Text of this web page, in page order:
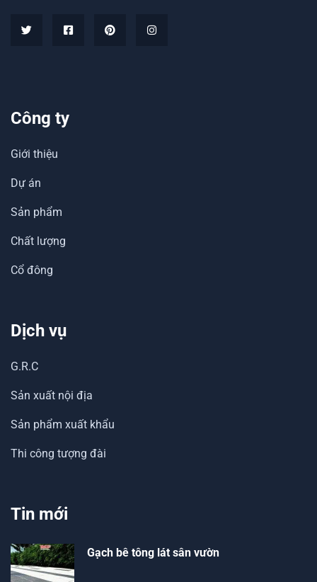
Công ty
Giới thiệu
Dự án
Sản phẩm
Chất lượng
Cổ đông
Dịch vụ
G.R.C
Sản xuất nội địa
Sản phẩm xuất khẩu
Thi công tượng đài
Tin mới
Gạch bê tông lát sân vườn